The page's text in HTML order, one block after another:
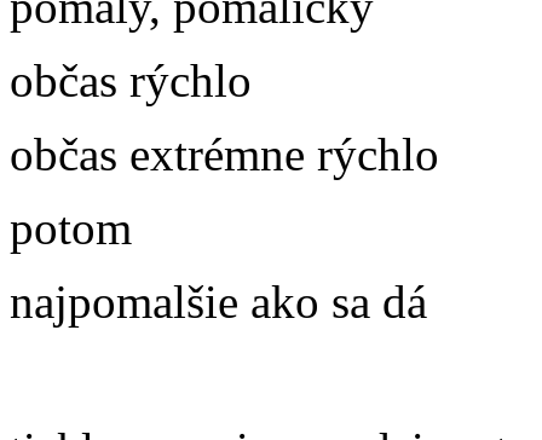
občas rýchlo
občas extrémne rýchlo
potom
najpomalšie ako sa dá